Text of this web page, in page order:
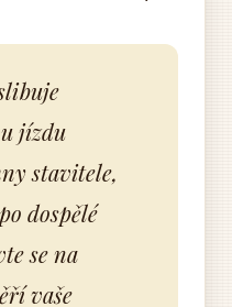
jízdu
stavitele,
dospělé
se na
vaše